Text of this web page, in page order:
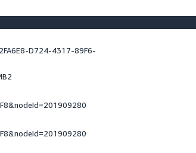
D724-4317-89F6-